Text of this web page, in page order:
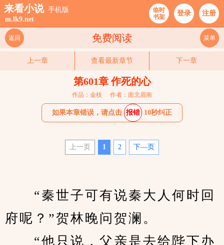
来看小说 手机版
m.lk9.net
临时
书架
登录 注册
免费阅读
返回 菜单
上一章 查看最新章节 下一章
第601章 作死的心
作品：金枝 作者：面北眉南
如果本章错误，请点击 报错 10秒纠正
上一页 1 2 下—页
“秦世子可有说秦大人何时回
府呢？”贺林晚问贺澜。
“他只说，父亲是去给陛下办